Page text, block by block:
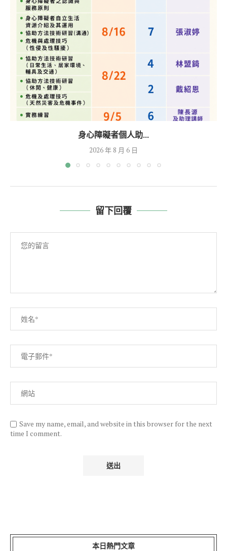
身心障礙者個人助...
2026 年 8 月 6 日
留下回覆
Save my name, email, and website in this browser for the next
time I comment.
本日熱門文章